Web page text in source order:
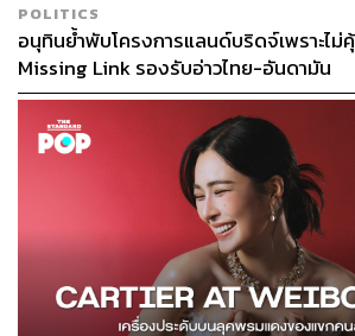
POLITICS
อนุทินย้ำพับโครงการแลนด์บริดจ์เพราะไ
Missing Link รองรับอ่าวไทย-อันดามัน